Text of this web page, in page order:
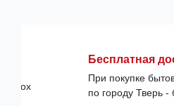
Бесплатная
При покупке
по городу Тверь -